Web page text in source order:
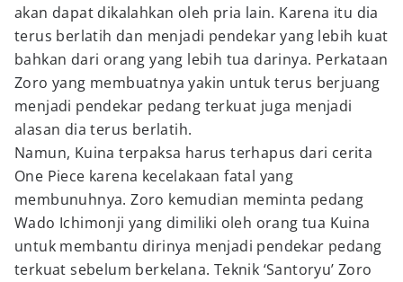
akan dapat dikalahkan oleh pria lain. Karena itu dia
terus berlatih dan menjadi pendekar yang lebih kuat
bahkan dari orang yang lebih tua darinya. Perkataan
Zoro yang membuatnya yakin untuk terus berjuang
menjadi pendekar pedang terkuat juga menjadi
alasan dia terus berlatih.
Namun, Kuina terpaksa harus terhapus dari cerita
One Piece karena kecelakaan fatal yang
membunuhnya. Zoro kemudian meminta pedang
Wado Ichimonji yang dimiliki oleh orang tua Kuina
untuk membantu dirinya menjadi pendekar pedang
terkuat sebelum berkelana. Teknik ‘Santoryu’ Zoro